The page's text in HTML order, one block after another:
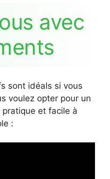
avec
sont idéals si vous
voulez opter pour un
et facile à
: